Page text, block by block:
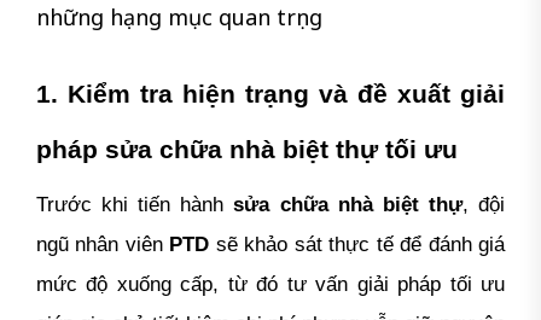
những hạng mục quan trọng
1. Kiểm tra hiện trạng và đề xuất giải
pháp sửa chữa nhà biệt thự tối ưu
Trước khi tiến hànhsửa chữa nhà biệt thự, đội
ngũ nhân viên PTD sẽ khảo sát thực tế để đánh giá
mức độ xuống cấp, từ đó tư vấn giải pháp tối ưu